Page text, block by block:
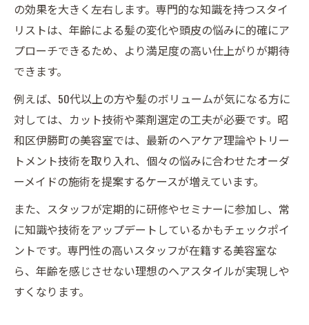
の効果を大きく左右します。専門的な知識を持つスタイ
リストは、年齢による髪の変化や頭皮の悩みに的確にア
プローチできるため、より満足度の高い仕上がりが期待
できます。
例えば、50代以上の方や髪のボリュームが気になる方に
対しては、カット技術や薬剤選定の工夫が必要です。昭
和区伊勝町の美容室では、最新のヘアケア理論やトリー
トメント技術を取り入れ、個々の悩みに合わせたオーダ
ーメイドの施術を提案するケースが増えています。
また、スタッフが定期的に研修やセミナーに参加し、常
に知識や技術をアップデートしているかもチェックポイ
ントです。専門性の高いスタッフが在籍する美容室な
ら、年齢を感じさせない理想のヘアスタイルが実現しや
すくなります。